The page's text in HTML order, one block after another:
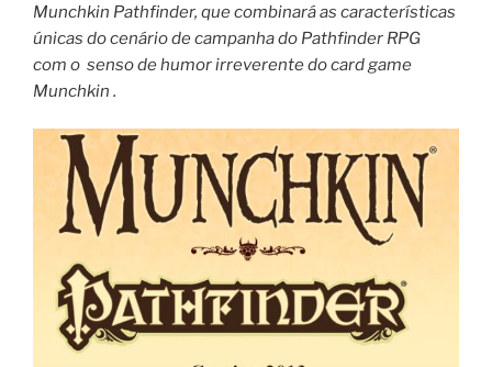
Munchkin Pathfinder, que combinará as características
únicas do cenário de campanha do Pathfinder RPG
com o senso de humor irreverente do card game
Munchkin .